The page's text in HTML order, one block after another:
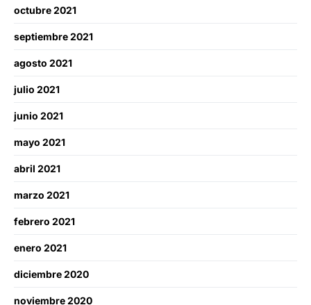
octubre 2021
septiembre 2021
agosto 2021
julio 2021
junio 2021
mayo 2021
abril 2021
marzo 2021
febrero 2021
enero 2021
diciembre 2020
noviembre 2020